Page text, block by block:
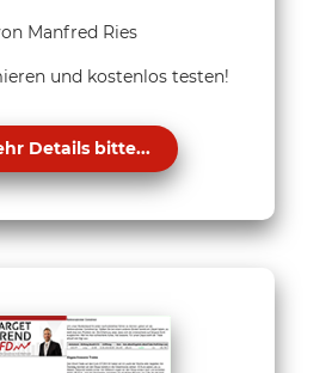
Manfred Ries
und kostenlos testen!
Details bitte...